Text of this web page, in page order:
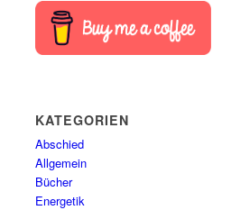
KATEGORIEN
Abschied
Allgemein
Bücher
Energetik